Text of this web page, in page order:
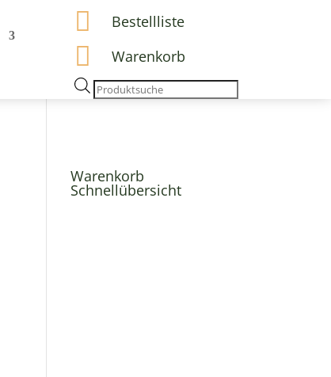
 Bestellliste
 Warenkorb
Products
search
Warenkorb
Schnellübersicht